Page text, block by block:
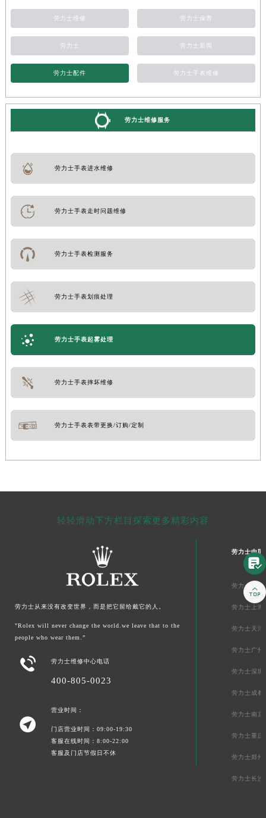
劳力士维修 劳力士保养
劳力士 劳力士新闻
劳力士配件 劳力士手表维修
劳力士维修服务
劳力士手表进水维修
劳力士手表走时问题维修
劳力士手表检测服务
劳力士手表划痕处理
劳力士手表起雾处理
劳力士手表摔坏维修
劳力士手表表带更换/订购/定制
轻轻滑动下方栏目探索更多精彩内容
劳力士从来没有改变世界，而是把它留给戴它的人。
"Rolex will never change the world.we leave that to the
people who wear them.”
 劳力士维修中心电话
400-805-0023

营业时间：
门店营业时间：09:00-19:30
客服在线时间：8:00-22:00
客服及门店节假日不休
劳力士中国
劳力士北京
劳力士上海
劳力士天津
劳力士广州
劳力士深圳
劳力士成都
劳力士南京
劳力士重庆
劳力士郑州
劳力士长沙

